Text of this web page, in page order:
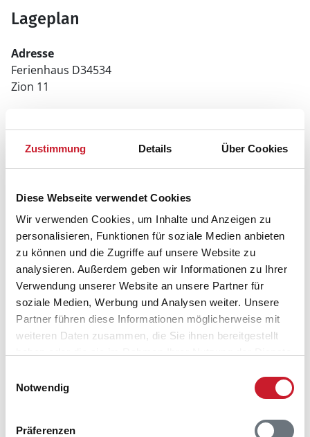
Zustimmung Details Über Cookies
Diese Webseite verwendet Cookies
Wir verwenden Cookies, um Inhalte und Anzeigen zu
personalisieren, Funktionen für soziale Medien anbieten
zu können und die Zugriffe auf unsere Website zu
analysieren. Außerdem geben wir Informationen zu Ihrer
Verwendung unserer Website an unsere Partner für
soziale Medien, Werbung und Analysen weiter. Unsere
Partner führen diese Informationen möglicherweise mit
weiteren Daten zusammen, die Sie ihnen bereitgestellt
Notwendig
Präferenzen
Lageplan
Adresse
Ferienhaus D34534
Zion 11